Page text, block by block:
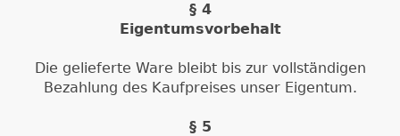
§ 4
Eigentumsvorbehalt
Die gelieferte Ware bleibt bis zur vollständigen
Bezahlung des Kaufpreises unser Eigentum.
§ 5